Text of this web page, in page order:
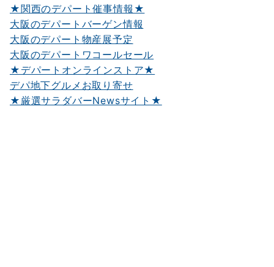
★関西のデパート催事情報★
大阪のデパートバーゲン情報
大阪のデパート物産展予定
大阪のデパートワコールセール
★デパートオンラインストア★
デパ地下グルメお取り寄せ
★厳選サラダバーNewsサイト★